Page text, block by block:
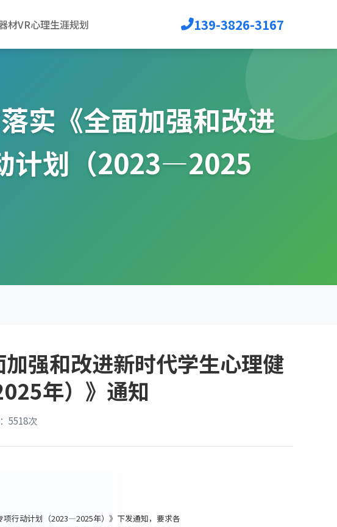
材VR心理生涯规划 139-3826-3167
实《全面加强和改进
计划（2023—2025
强和改进新时代学生心理健
年）》通知
5518次
行动计划（2023—2025年）》下发通知，要求各